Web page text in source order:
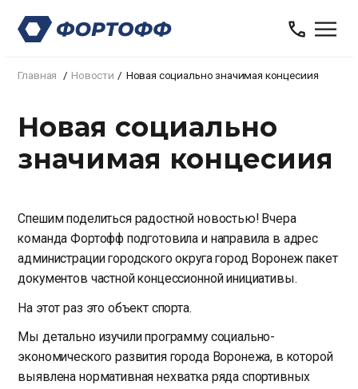
Главная Новости Новая социально значимая концесиия
Новая социально
значимая концесиия
Спешим поделиться радостной новостью! Вчера
команда Фортофф подготовила и направила в адрес
администрации городского округа город Воронеж пакет
документов частной концессионной инициативы.
На этот раз это объект спорта.
Мы детально изучили программу социально-
экономического развития города Воронежа, в которой
выявлена нормативная нехватка ряда спортивных